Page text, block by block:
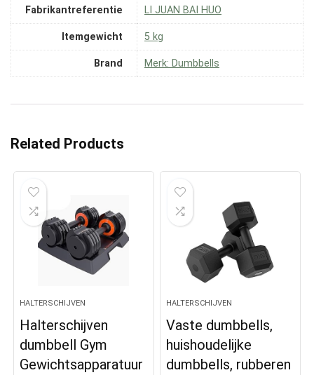
Fabrikantreferentie ‎LI JUAN BAI HUO
Itemgewicht ‎5 kg
Brand Merk: Dumbbells
Related Products
HALTERSCHIJVEN
Halterschijven
dumbbell Gym
Gewichtsapparatuur
HALTERSCHIJVEN
Vaste dumbbells,
huishoudelijke
dumbbells, rubberen